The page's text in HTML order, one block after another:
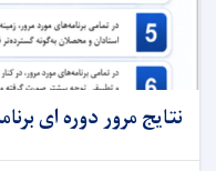
نتایج مرور دوره ای